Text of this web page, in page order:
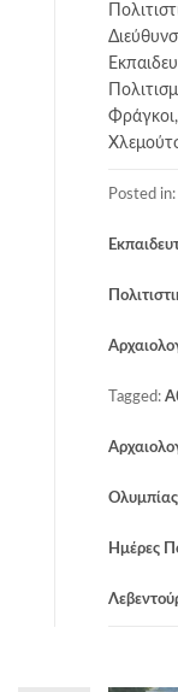
Posted in:
Tagged:
Ολυμπίας
Ημέρες